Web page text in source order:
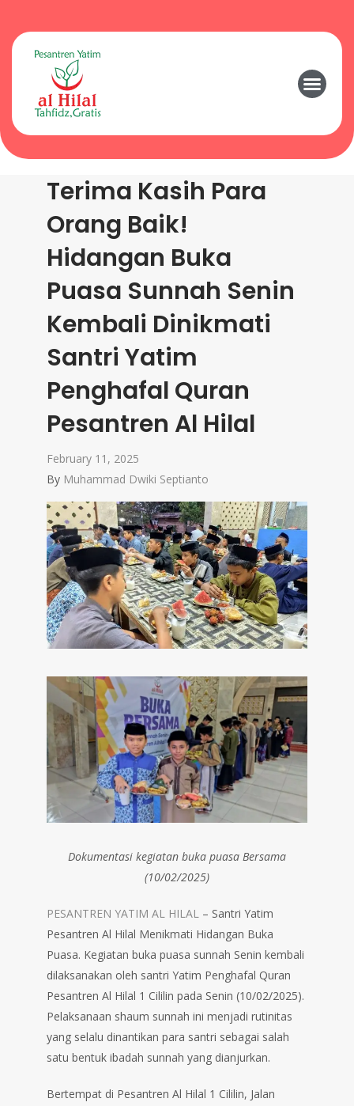
Terima Kasih Para
Orang Baik!
Hidangan Buka
Puasa Sunnah Senin
Kembali Dinikmati
Santri Yatim
Penghafal Quran
Pesantren Al Hilal
February 11, 2025
By Muhammad Dwiki Septianto
Dokumentasi kegiatan buka puasa Bersama
(10/02/2025)
PESANTREN YATIM AL HILAL – Santri Yatim
Pesantren Al Hilal Menikmati Hidangan Buka
Puasa. Kegiatan buka puasa sunnah Senin kembali
dilaksanakan oleh santri Yatim Penghafal Quran
Pesantren Al Hilal 1 Cililin pada Senin (10/02/2025).
Pelaksanaan shaum sunnah ini menjadi rutinitas
yang selalu dinantikan para santri sebagai salah
satu bentuk ibadah sunnah yang dianjurkan.
Bertempat di Pesantren Al Hilal 1 Cililin, Jalan